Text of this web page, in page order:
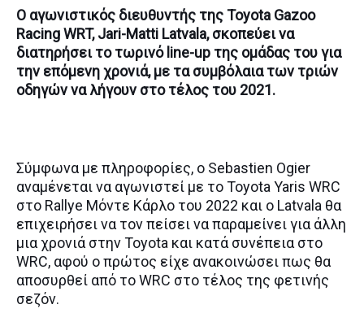
O αγωνιστικός διευθυντής της Toyota Gazoo
Racing WRT, Jari-Matti Latvala, σκοπεύει να
διατηρήσει το τωρινό line-up της ομάδας του για
την επόμενη χρονιά, με τα συμβόλαια των τριών
οδηγών να λήγουν στο τέλος του 2021.
Σύμφωνα με πληροφορίες, ο Sebastien Ogier
αναμένεται να αγωνιστεί με το Toyota Yaris WRC
στο Rallye Μόντε Κάρλο του 2022 και ο Latvala θα
επιχειρήσει να τον πείσει να παραμείνει για άλλη
μια χρονιά στην Toyota και κατά συνέπεια στο
WRC, αφού ο πρώτος είχε ανακοινώσει πως θα
αποσυρθεί από το WRC στο τέλος της φετινής
σεζόν.